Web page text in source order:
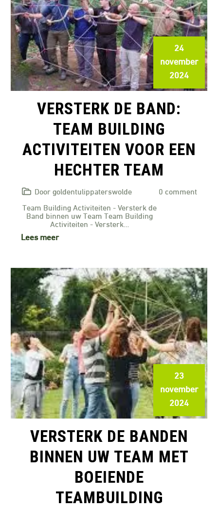
24
november
2024
VERSTERK DE BAND:
TEAM BUILDING
ACTIVITEITEN VOOR EEN
HECHTER TEAM
Door goldentulippaterswolde
0 comment
Team Building Activiteiten - Versterk de
Band binnen uw Team Team Building
Activiteiten - Versterk…
Lees meer
23
november
2024
VERSTERK DE BANDEN
BINNEN UW TEAM MET
BOEIENDE
TEAMBUILDING